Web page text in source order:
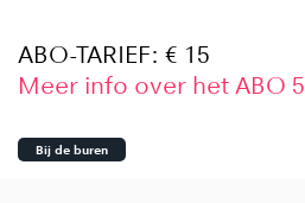
ABO-TARIEF: € 15
Meer info over het ABO 5
Bij de buren